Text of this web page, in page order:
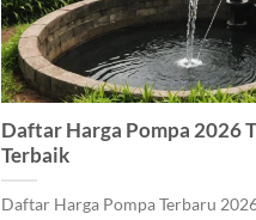
Daftar Harga Pompa 2026
Terbaik
Daftar Harga Pompa Terbaru